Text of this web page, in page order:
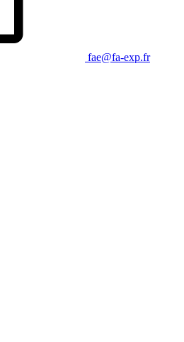
fae@fa-exp.fr